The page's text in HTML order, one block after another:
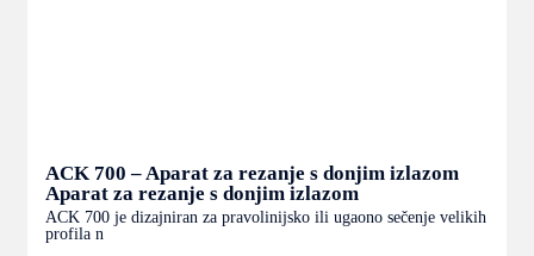
ACK 550 – Aparat za rezanje s donjim izlazom
Up-Cutting Saw Machine
ACK 550 je dizajniran za pravolinijsko ili ugaono sečenje velikih
profila n